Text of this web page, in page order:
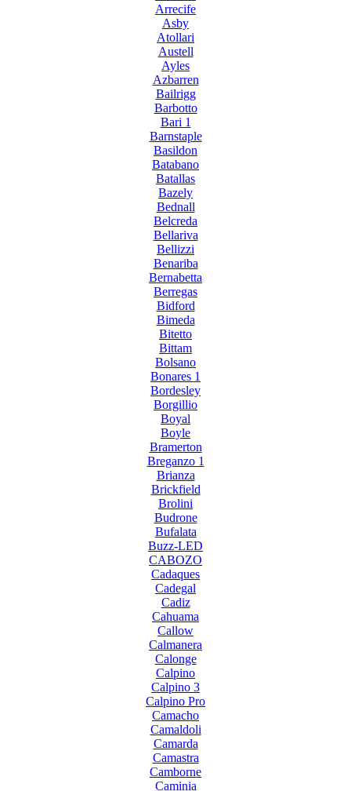
Arrecife
Asby
Atollari
Austell
Ayles
Azbarren
Bailrigg
Barbotto
Bari 1
Barnstaple
Basildon
Batabano
Batallas
Bazely
Bednall
Belcreda
Bellariva
Bellizzi
Benariba
Bernabetta
Berregas
Bidford
Bimeda
Bitetto
Bittam
Bolsano
Bonares 1
Bordesley
Borgillio
Boyal
Boyle
Bramerton
Breganzo 1
Brianza
Brickfield
Brolini
Budrone
Bufalata
Buzz-LED
CABOZO
Cadaques
Cadegal
Cadiz
Cahuama
Callow
Calmanera
Calonge
Calpino
Calpino 3
Calpino Pro
Camacho
Camaldoli
Camarda
Camastra
Camborne
Caminia